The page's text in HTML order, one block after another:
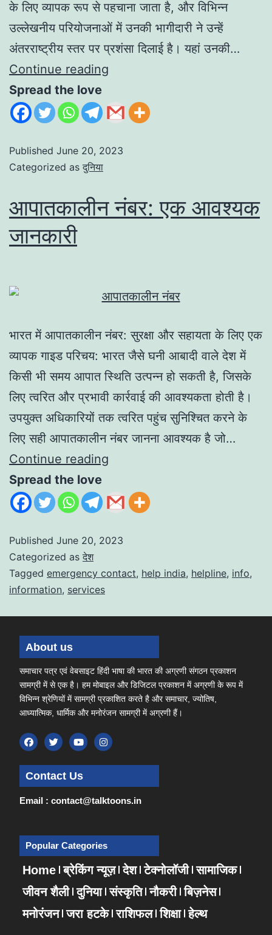
के लिए व्यापक रूप से पहचाना जाता है, और विभिन्न
उल्लेखनीय परियोजनाओं में उनकी भागीदारी ने उन्हें
अंतरराष्ट्रीय स्तर पर प्रशंसा दिलाई है। यहां उनकी…
Continue reading
Spread the love
Published June 20, 2023
Categorized as दुनिया
आपातकालीन नंबर: एक आवश्यक
जानकारी
भारत में आपातकालीन नंबर: सुरक्षा और सहायता के लिए एक
व्यापक गाइड परिचय: भारत जैसे घनी आबादी वाले देश में
किसी भी समय आपात स्थिति उत्पन्न हो सकती है, जिसके
लिए त्वरित और प्रभावी कार्रवाई की आवश्यकता होती है।
उपयुक्त अधिकारियों तक त्वरित पहुंच सुनिश्चित करने के
लिए सही आपातकालीन नंबर जानना आवश्यक है जो…
Continue reading
Spread the love
Published June 20, 2023
Categorized as देश
Tagged emergency contact, help india, helpline, info,
information, services
About us
समाचार पत्र एवं वेबसाइट हिंदी भाषा की भारत की अग्रणी संगठन प्रकाशन
सामग्री में से एक है। हम मोबाइल और डिजिटल प्रकाशन में अग्रणी के रूप में
विभिन्न श्रेणियों में सामग्री प्रकाशित करते है और समाचार, ज्योतिष,
आध्यात्मिक, धार्मिक और मनोरंजन सामग्री में अग्रणी हैं।
Contact Us
Email : contact@talktoons.in
Popular Categories
Home ब्रेकिंग न्यूज़ देश टेक्नोलॉजी सामाजिक
जीवन शैली दुनिया संस्कृति नौकरी बिज़नेस
मनोरंजन जरा हटके राशिफल शिक्षा हेल्थ